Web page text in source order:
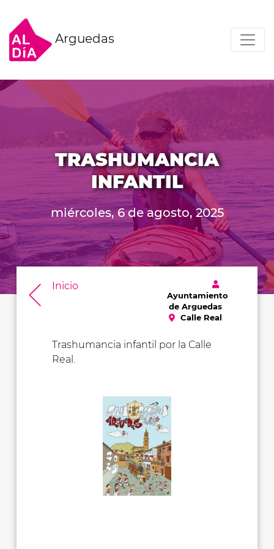
Arguedas
TRASHUMANCIA
INFANTIL
miércoles, 6 de agosto, 2025
Inicio
Ayuntamiento
de Arguedas
Calle Real
Trashumancia infantil por la Calle
Real.